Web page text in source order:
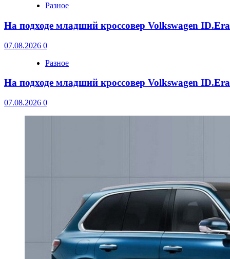
Разное
На подходе младший кроссовер Volkswagen
07.08.2026 0
Разное
На подходе младший кроссовер Volkswagen
07.08.2026 0